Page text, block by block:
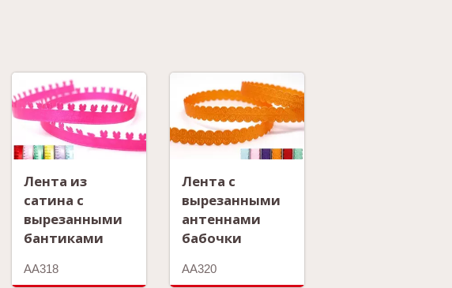
Лента из
сатина с
вырезанными
бантиками
AA318
Лента с
вырезанными
антеннами
бабочки
AA320